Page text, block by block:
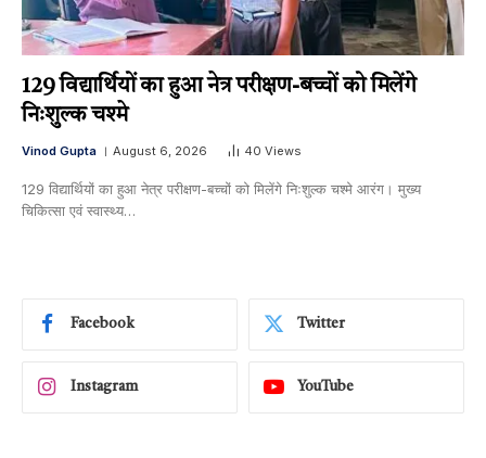
129 विद्यार्थियों का हुआ नेत्र परीक्षण-बच्चों को मिलेंगे
निःशुल्क चश्मे
Vinod Gupta August 6, 2026 40 Views
129 विद्यार्थियों का हुआ नेत्र परीक्षण-बच्चों को मिलेंगे निःशुल्क चश्मे आरंग। मुख्य
चिकित्सा एवं स्वास्थ्य…
Facebook Twitter
Instagram YouTube